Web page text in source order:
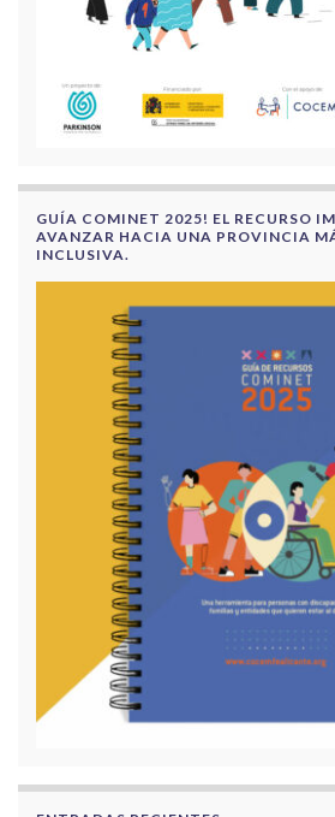
GUÍA COMINET 2025! EL RECURSO
AVANZAR HACIA UNA PROVINCIA
INCLUSIVA.